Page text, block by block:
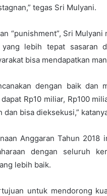
tegas Sri Mulyani.
“punishment”, Sri
lebih tepat sasaran
bisa mendapatkan
dengan baik dan
Rp10 miliar, Rp100
bisa dieksekusi,”
Anggaran Tahun
dengan seluruh
lebih baik.
untuk mendorong